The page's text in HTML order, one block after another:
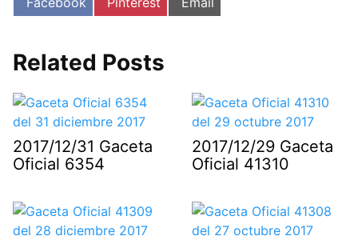
en
en
en
Related Posts
2017/12/31 Gaceta
Oficial 6354
2017/12/29 Gaceta
Oficial 41310